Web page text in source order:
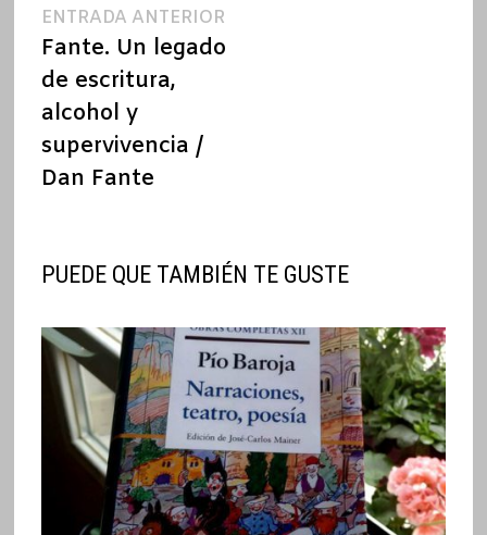
Navegación
de
entradas
ENTRADA ANTERIOREntrada
anterior:
Fante. Un legado
de escritura,
alcohol y
supervivencia /
Dan Fante
PUEDE QUE TAMBIÉN TE GUSTE